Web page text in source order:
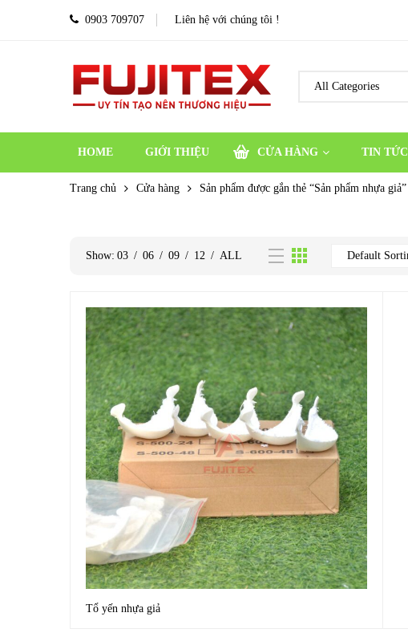
0903 709707 Liên hệ với chúng tôi !
HOME GIỚI THIỆU CỬA HÀNG TIN TỨC
Trang chủ Cửa hàng Sản phẩm được gắn thẻ “Sản phẩm nhựa giả”
Show: 03 / 06 / 09 / 12 / ALL
Tổ yến nhựa giả